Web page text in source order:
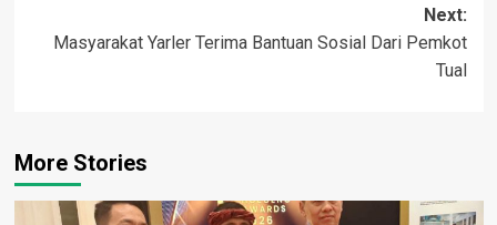
Next:
Masyarakat Yarler Terima Bantuan Sosial Dari Pemkot
Tual
More Stories